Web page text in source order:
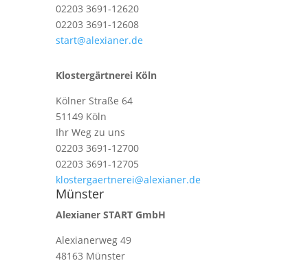
02203 3691-12620
02203 3691-12608
start@alexianer.de
Klostergärtnerei Köln
Kölner Straße 64
51149 Köln
Ihr Weg zu uns
02203 3691-12700
02203 3691-12705
klostergaertnerei@alexianer.de
Münster
Alexianer START GmbH
Alexianerweg 49
48163 Münster